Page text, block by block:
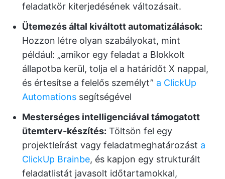
feladatkör kiterjedésének változásait.
Ütemezés által kiváltott automatizálások:
Hozzon létre olyan szabályokat, mint
például: „amikor egy feladat a Blokkolt
állapotba kerül, tolja el a határidőt X nappal,
és értesítse a felelős személyt” a ClickUp
Automations segítségével
Mesterséges intelligenciával támogatott
ütemterv-készítés: Töltsön fel egy
projektleírást vagy feladatmeghatározást a
ClickUp Brainbe, és kapjon egy strukturált
feladatlistát javasolt időtartamokkal,